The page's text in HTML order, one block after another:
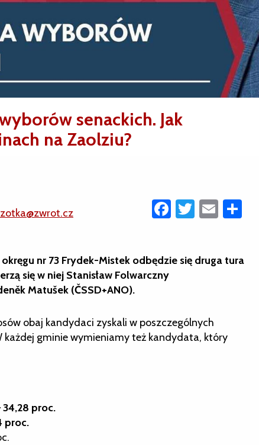
senackich. Jak
na Zaolziu?
Facebook
Twitter
Email
okręgu nr 73 Frydek-Mistek odbędzie się druga tura
się w niej Stanisław Folwarczny
Matušek (ČSSD+ANO).
obaj kandydaci zyskali w poszczególnych
każdej gminie wymieniamy też kandydata, który
34,28 proc.
proc.